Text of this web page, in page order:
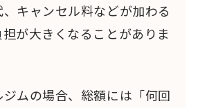
キャンセル料などが加わる
が大きくなることがありま
ムの場合、総額には「何回